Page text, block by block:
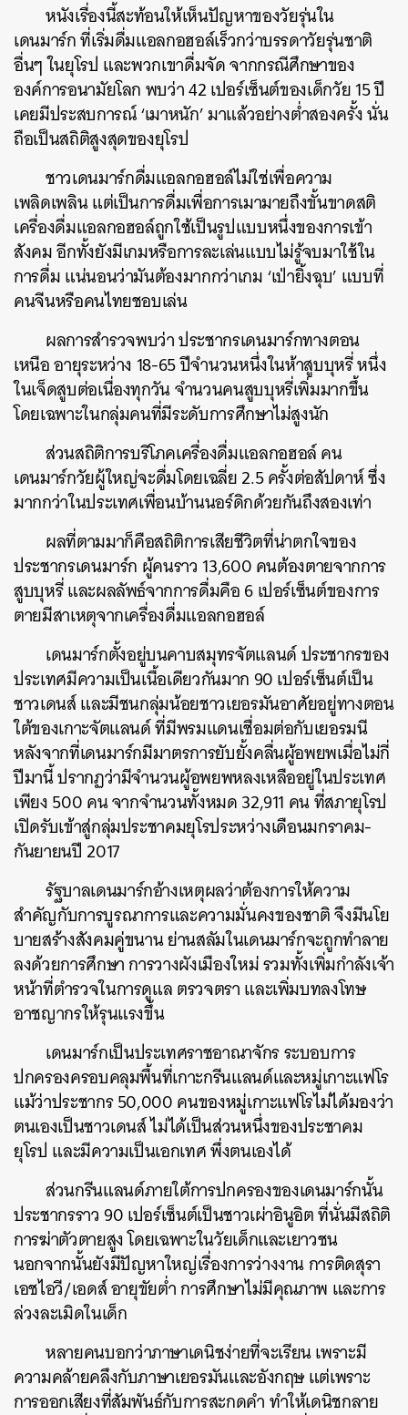
หนังเรื่องนี้สะท้อนให้เห็นปัญหาของวัยรุ่นใน
เดนมาร์ก ที่เริ่มดื่มแอลกอฮอล์เร็วกว่าบรรดาวัยรุ่นชาติ
อื่นๆ ในยุโรป และพวกเขาดื่มจัด จากกรณีศึกษาของ
องค์การอนามัยโลก พบว่า 42 เปอร์เซ็นต์ของเด็กวัย 15 ปี
เคยมีประสบการณ์ ‘เมาหนัก’ มาแล้วอย่างต่ำสองครั้ง นั่น
ถือเป็นสถิติสูงสุดของยุโรป
ชาวเดนมาร์กดื่มแอลกอฮอล์ไม่ใช่เพื่อความ
เพลิดเพลิน แต่เป็นการดื่มเพื่อการเมามายถึงขั้นขาดสติ
เครื่องดื่มแอลกอฮอล์ถูกใช้เป็นรูปแบบหนึ่งของการเข้า
สังคม อีกทั้งยังมีเกมหรือการละเล่นแบบไม่รู้จบมาใช้ใน
การดื่ม แน่นอนว่ามันต้องมากกว่าเกม ‘เป่ายิ้งฉุบ’ แบบที่
คนจีนหรือคนไทยชอบเล่น
ผลการสำรวจพบว่า ประชากรเดนมาร์กทางตอน
เหนือ อายุระหว่าง 18-65 ปีจำนวนหนึ่งในห้าสูบบุหรี่ หนึ่ง
ในเจ็ดสูบต่อเนื่องทุกวัน จำนวนคนสูบบุหรี่เพิ่มมากขึ้น
โดยเฉพาะในกลุ่มคนที่มีระดับการศึกษาไม่สูงนัก
ส่วนสถิติการบริโภคเครื่องดื่มแอลกอฮอล์ คน
เดนมาร์กวัยผู้ใหญ่จะดื่มโดยเฉลี่ย 2.5 ครั้งต่อสัปดาห์ ซึ่ง
มากกว่าในประเทศเพื่อนบ้านนอร์ดิกด้วยกันถึงสองเท่า
ผลที่ตามมาก็คือสถิติการเสียชีวิตที่น่าตกใจของ
ประชากรเดนมาร์ก ผู้คนราว 13,600 คนต้องตายจากการ
สูบบุหรี่ และผลลัพธ์จากการดื่มคือ 6 เปอร์เซ็นต์ของการ
ตายมีสาเหตุจากเครื่องดื่มแอลกอฮอล์
เดนมาร์กตั้งอยู่บนคาบสมุทรจัตแลนด์ ประชากรของ
ประเทศมีความเป็นเนื้อเดียวกันมาก 90 เปอร์เซ็นต์เป็น
ชาวเดนส์ และมีชนกลุ่มน้อยชาวเยอรมันอาศัยอยู่ทางตอน
ใต้ของเกาะจัตแลนด์ ที่มีพรมแดนเชื่อมต่อกับเยอรมนี
หลังจากที่เดนมาร์กมีมาตรการยับยั้งคลื่นผู้อพยพเมื่อไม่กี่
ปีมานี้ ปรากฏว่ามีจำนวนผู้อพยพหลงเหลืออยู่ในประเทศ
เพียง 500 คน จากจำนวนทั้งหมด 32,911 คน ที่สภายุโรป
เปิดรับเข้าสู่กลุ่มประชาคมยุโรประหว่างเดือนมกราคม-
กันยายนปี 2017
รัฐบาลเดนมาร์กอ้างเหตุผลว่าต้องการให้ความ
สำคัญกับการบูรณาการและความมั่นคงของชาติ จึงมีนโย
บายสร้างสังคมคู่ขนาน ย่านสลัมในเดนมาร์กจะถูกทำลาย
ลงด้วยการศึกษา การวางผังเมืองใหม่ รวมทั้งเพิ่มกำลังเจ้า
หน้าที่ตำรวจในการดูแล ตรวจตรา และเพิ่มบทลงโทษ
อาชญากรให้รุนแรงขึ้น
เดนมาร์กเป็นประเทศราชอาณาจักร ระบอบการ
ปกครองครอบคลุมพื้นที่เกาะกรีนแลนด์และหมู่เกาะแฟโร
แม้ว่าประชากร 50,000 คนของหมู่เกาะแฟโรไม่ได้มองว่า
ตนเองเป็นชาวเดนส์ ไม่ได้เป็นส่วนหนึ่งของประชาคม
ยุโรป และมีความเป็นเอกเทศ พึ่งตนเองได้
ส่วนกรีนแลนด์ภายใต้การปกครองของเดนมาร์กนั้น
ประชากรราว 90 เปอร์เซ็นต์เป็นชาวเผ่าอินูอิต ที่นั่นมีสถิติ
การฆ่าตัวตายสูง โดยเฉพาะในวัยเด็กและเยาวชน
นอกจากนั้นยังมีปัญหาใหญ่เรื่องการว่างงาน การติดสุรา
เอชไอวี/เอดส์ อายุขัยต่ำ การศึกษาไม่มีคุณภาพ และการ
ล่วงละเมิดในเด็ก
หลายคนบอกว่าภาษาเดนิชง่ายที่จะเรียน เพราะมี
ความคล้ายคลึงกับภาษาเยอรมันและอังกฤษ แต่เพราะ
การออกเสียงที่สัมพันธ์กับการสะกดคำ ทำให้เดนิชกลาย